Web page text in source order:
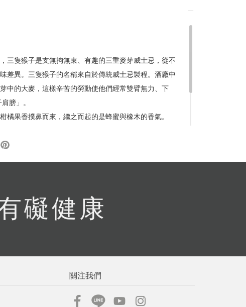
物流程說
三隻猴子是支無拘無束、有趣的三重麥芽威士忌，從不
差異。三隻猴子的名稱來自於傳統威士忌製程。酒廠中
中的大麥，這樣辛苦的勞動使他們經常雙臂無力、下
膀」。
橘果香撲鼻而來，繼之而起的是蜂蜜與橡木的香氣。
味持續性強。
礙健康
關注我們